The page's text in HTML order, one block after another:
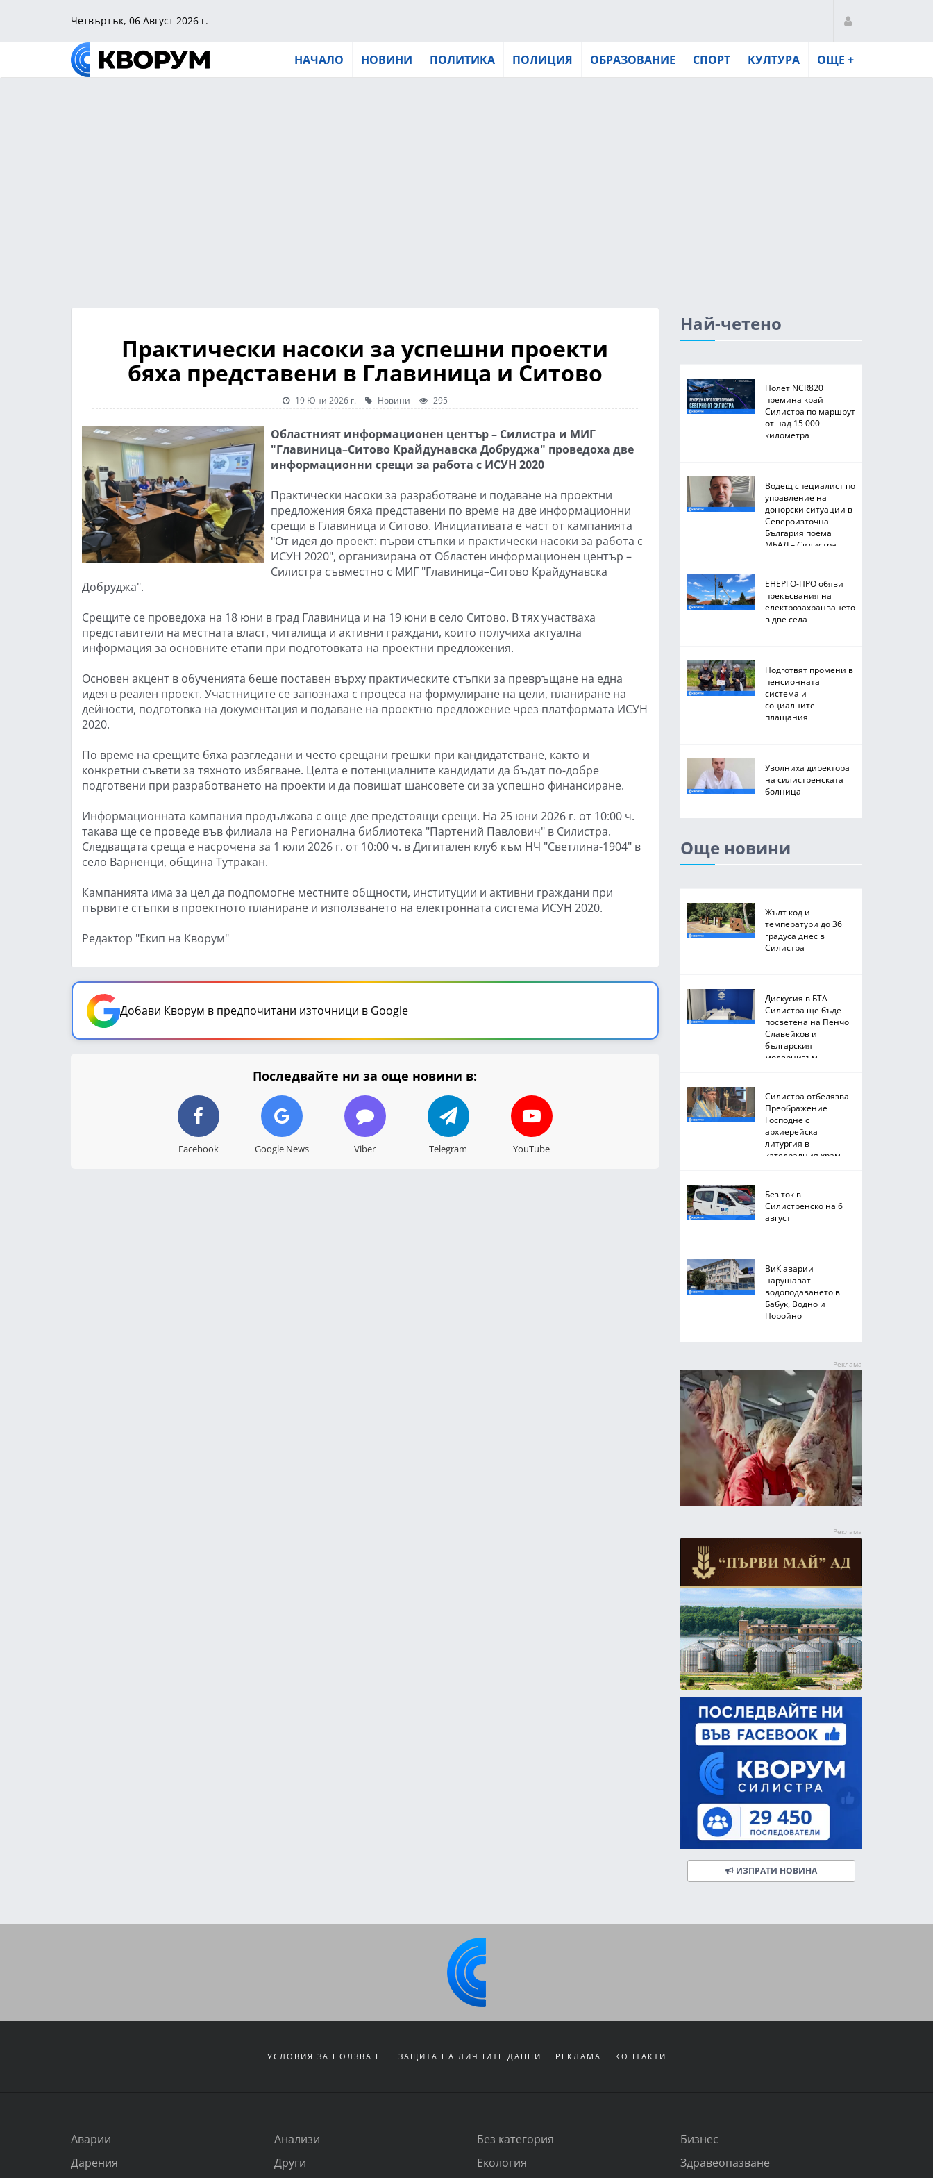
Четвъртък, 06 Август 2026 г.
НАЧАЛО НОВИНИ ПОЛИТИКА ПОЛИЦИЯ ОБРАЗОВАНИЕ СПОРТ КУЛТУРА ОЩЕ +
Практически насоки за успешни проекти
бяха представени в Главиница и Ситово
19 Юни 2026 г. Новини 295
Областният информационен център – Силистра и МИГ
"Главиница–Ситово Крайдунавска Добруджа" проведоха две
информационни срещи за работа с ИСУН 2020
Практически насоки за разработване и подаване на проектни
предложения бяха представени по време на две информационни
срещи в Главиница и Ситово. Инициативата е част от кампанията
"От идея до проект: първи стъпки и практически насоки за работа с
ИСУН 2020", организирана от Областен информационен център –
Силистра съвместно с МИГ "Главиница–Ситово Крайдунавска
Добруджа".
Срещите се проведоха на 18 юни в град Главиница и на 19 юни в село Ситово. В тях участваха
представители на местната власт, читалища и активни граждани, които получиха актуална
информация за основните етапи при подготовката на проектни предложения.
Основен акцент в обученията беше поставен върху практическите стъпки за превръщане на една
идея в реален проект. Участниците се запознаха с процеса на формулиране на цели, планиране на
дейности, подготовка на документация и подаване на проектно предложение чрез платформата ИСУН
2020.
По време на срещите бяха разгледани и често срещани грешки при кандидатстване, както и
конкретни съвети за тяхното избягване. Целта е потенциалните кандидати да бъдат по-добре
подготвени при разработването на проекти и да повишат шансовете си за успешно финансиране.
Информационната кампания продължава с още две предстоящи срещи. На 25 юни 2026 г. от 10:00 ч.
такава ще се проведе във филиала на Регионална библиотека "Партений Павлович" в Силистра.
Следващата среща е насрочена за 1 юли 2026 г. от 10:00 ч. в Дигитален клуб към НЧ "Светлина-1904" в
село Варненци, община Тутракан.
Кампанията има за цел да подпомогне местните общности, институции и активни граждани при
първите стъпки в проектното планиране и използването на електронната система ИСУН 2020.
Редактор "Екип на Кворум"
Добави Кворум в предпочитани източници в Google
Последвайте ни за още новини в:
Facebook Google News Viber Telegram YouTube
Най-четено
Полет NCR820
премина край
Силистра по маршрут
от над 15 000
километра
Водещ специалист по
управление на
донорски ситуации в
Североизточна
България поема
МБАЛ – Силистра
ЕНЕРГО-ПРО обяви
прекъсвания на
електрозахранването
в две села
Подготвят промени в
пенсионната
система и
социалните
плащания
Уволниха директора
на силистренската
болница
Още новини
Жълт код и
температури до 36
градуса днес в
Силистра
Дискусия в БТА –
Силистра ще бъде
посветена на Пенчо
Славейков и
българския
модернизъм
Силистра отбелязва
Преображение
Господне с
архиерейска
литургия в
катедралния храм
Без ток в
Силистренско на 6
август
ВиК аварии
нарушават
водоподаването в
Бабук, Водно и
Поройно
ИЗПРАТИ НОВИНА
УСЛОВИЯ ЗА ПОЛЗВАНЕ ЗАЩИТА НА ЛИЧНИТЕ ДАННИ РЕКЛАМА КОНТАКТИ
Аварии Анализи Без категория
Бизнес
Дарения
Други Екология Здравеопазване